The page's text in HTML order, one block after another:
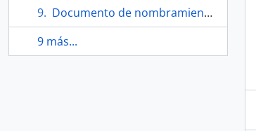
Documento de nombramiento de Téllez.
9 más...